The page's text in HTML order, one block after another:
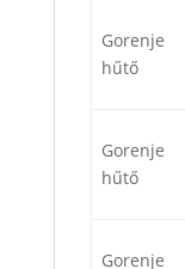
Gorenje
hűtő
Gorenje
hűtő
Gorenje